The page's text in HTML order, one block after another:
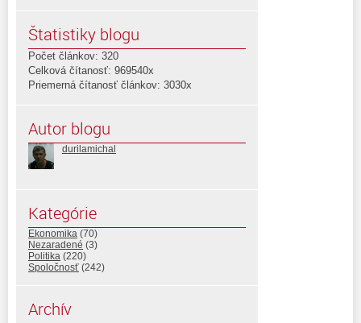
Štatistiky blogu
Počet článkov: 320
Celková čítanosť: 969540x
Priemerná čítanosť článkov: 3030x
Autor blogu
durilamichal
Kategórie
Ekonomika (70)
Nezaradené (3)
Politika (220)
Spoločnosť (242)
Archív